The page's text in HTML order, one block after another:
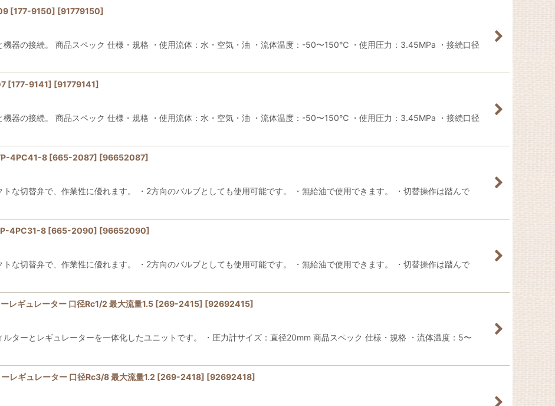
[177-9150] [91779150]
機器の接続。 商品スペック 仕様・規格 ・使用流体：水・空気・油 ・流体温度：-50〜150℃ ・使用圧力：3.45MPa ・接続口径
[177-9141] [91779141]
機器の接続。 商品スペック 仕様・規格 ・使用流体：水・空気・油 ・流体温度：-50〜150℃ ・使用圧力：3.45MPa ・接続口径
4PC41-8 [665-2087] [96652087]
トな切替弁で、作業性に優れます。 ・2方向のバルブとしても使用可能です。 ・無給油で使用できます。 ・切替操作は踏んで
4PC31-8 [665-2090] [96652090]
トな切替弁で、作業性に優れます。 ・2方向のバルブとしても使用可能です。 ・無給油で使用できます。 ・切替操作は踏んで
レギュレーター 口径Rc1/2 最大流量1.5 [269-2415] [92692415]
ルターとレギュレーターを一体化したユニットです。 ・圧力計サイズ：直径20mm 商品スペック 仕様・規格 ・流体温度：5〜
レギュレーター 口径Rc3/8 最大流量1.2 [269-2418] [92692418]